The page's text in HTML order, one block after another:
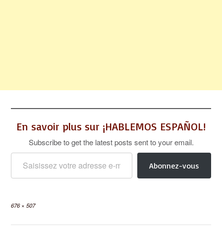
En savoir plus sur ¡HABLEMOS ESPAÑOL!
Subscribe to get the latest posts sent to your email.
Saisissez votre adresse e-mail…
Abonnez-vous
Full
676 × 507